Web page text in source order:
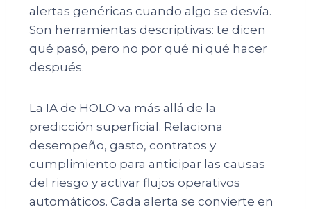
alertas genéricas cuando algo se desvía.
Son herramientas descriptivas: te dicen
qué pasó, pero no por qué ni qué hacer
después.
La IA de HOLO va más allá de la
predicción superficial. Relaciona
desempeño, gasto, contratos y
cumplimiento para anticipar las causas
del riesgo y activar flujos operativos
automáticos. Cada alerta se convierte en